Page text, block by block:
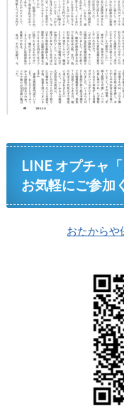
LINE オプチャ「
お気軽にご参加
おたからや